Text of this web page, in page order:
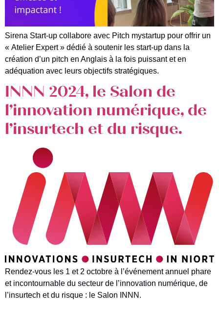
Sirena Start-up collabore avec Pitch mystartup pour offrir un
« Atelier Expert » dédié à soutenir les start-up dans la
création d’un pitch en Anglais à la fois puissant et en
adéquation avec leurs objectifs stratégiques.
INNN 2024, le Salon de
l’innovation numérique, de
l’insurtech et du risque.
Rendez-vous les 1 et 2 octobre à l’événement annuel phare
et incontournable du secteur de l’innovation numérique, de
l’insurtech et du risque : le Salon INNN.